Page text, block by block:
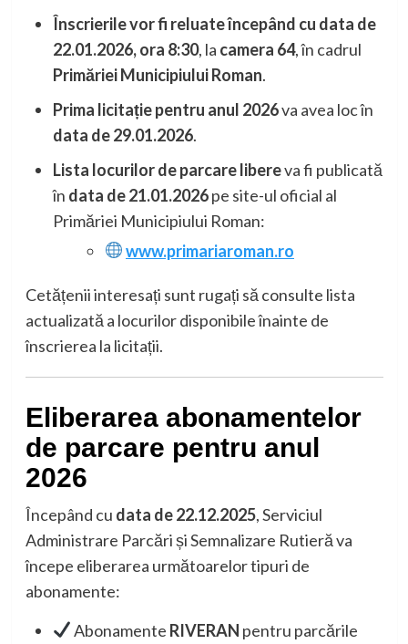
Înscrierile vor fi reluate începând cu data de
22.01.2026, ora 8:30, la camera 64, în cadrul
Primăriei Municipiului Roman.
Prima licitație pentru anul 2026va avea loc în
data de 29.01.2026.
Lista locurilor de parcare libereva fi publicată
în data de 21.01.2026pe site-ul oficial al
Primăriei Municipiului Roman:
www.primariaroman.ro
Cetățenii interesați sunt rugați să consulte lista
actualizată a locurilor disponibile înainte de
înscrierea la licitații.
Eliberarea abonamentelor
de parcare pentru anul
2026
Începând cu data de 22.12.2025, Serviciul
Administrare Parcări și Semnalizare Rutieră va
începe eliberarea următoarelor tipuri de
abonamente:
Abonamente RIVERAN pentru parcările